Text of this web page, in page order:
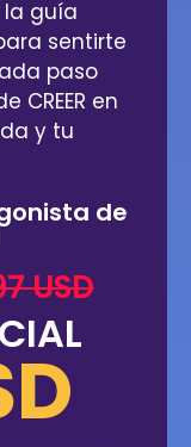
guía
sentirte
paso
CREER en
y tu
de
USD